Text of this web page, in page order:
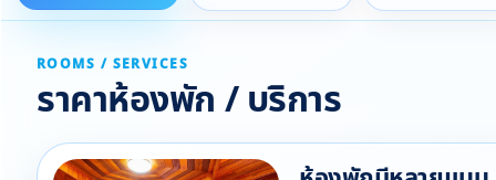
ROOMS / SERVICES
ราคาห้องพัก / บริการ